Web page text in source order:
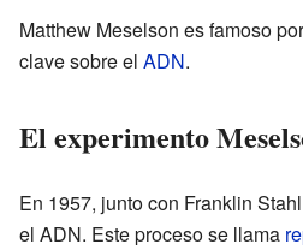
Matthew Meselson es famoso
clave sobre el ADN.
El experimento
En 1957, junto con Franklin
el ADN. Este proceso se llama